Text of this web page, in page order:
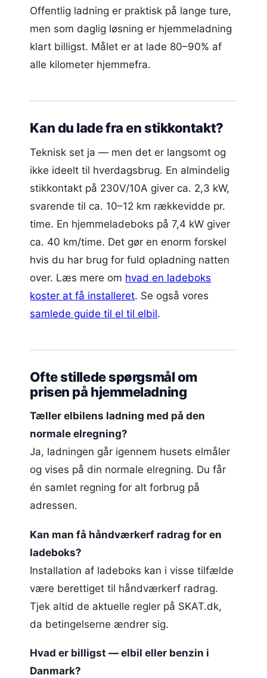
Offentlig ladning er praktisk på lange ture,
men som daglig løsning er hjemmeladning
klart billigst. Målet er at lade 80–90% af
alle kilometer hjemmefra.
Kan du lade fra en stikkontakt?
Teknisk set ja — men det er langsomt og
ikke ideelt til hverdagsbrug. En almindelig
stikkontakt på 230V/10A giver ca. 2,3 kW,
svarende til ca. 10–12 km rækkevidde pr.
time. En hjemmeladeboks på 7,4 kW giver
ca. 40 km/time. Det gør en enorm forskel
hvis du har brug for fuld opladning natten
over. Læs mere om hvad en ladeboks
koster at få installeret. Se også vores
samlede guide til el til elbil.
Ofte stillede spørgsmål om
prisen på hjemmeladning
Tæller elbilens ladning med på den
normale elregning?
Ja, ladningen går igennem husets elmåler
og vises på din normale elregning. Du får
én samlet regning for alt forbrug på
adressen.
Kan man få håndværkerf radrag for en
ladeboks?
Installation af ladeboks kan i visse tilfælde
være berettiget til håndværkerf radrag.
Tjek altid de aktuelle regler på SKAT.dk,
da betingelserne ændrer sig.
Hvad er billigst — elbil eller benzin i
Danmark?